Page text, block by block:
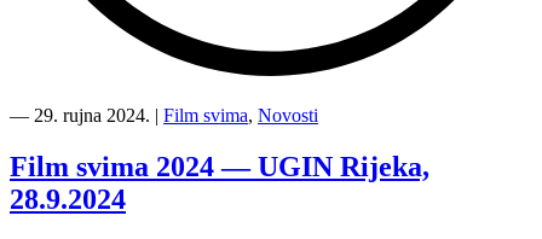
svima
42.
BUFF-
u
― 29. rujna 2024. Film svima, Novosti
Film svima 2024 — UGIN Rijeka,
28.9.2024